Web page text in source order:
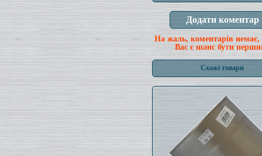
На жаль, коментарів немає,
Вас є шанс бути
Схожі товари